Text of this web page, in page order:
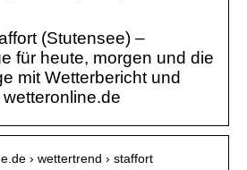
(Stutensee) –
für heute, morgen und die
mit Wetterbericht und
› wettertrend › staffort